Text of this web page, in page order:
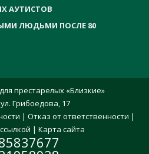
АУТИСТОВ
ЛЮДЬМИ ПОСЛЕ 80
престарелых «Близкие»
ул. Грибоедова, 17
| Отказ от ответственности |
| Карта сайта